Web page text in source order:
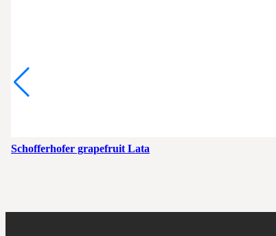
Schofferhofer grapefruit Lata